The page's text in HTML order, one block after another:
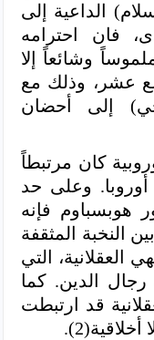
الداعية إلى
فان احترامه
وشائعاً إلا
عشر، وذلك مع
إلى أحضان
كان مرتبطاً
أوروبا. وعلى حد
هوبسباوم فإنه
النخبة المثقفة
العقلانية، التي
رجال الدين. كما
قد ارتبطت